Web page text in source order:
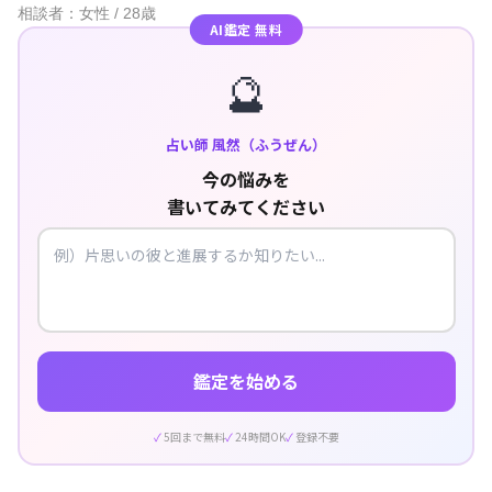
相談者：女性 / 28歳
AI鑑定 無料
🔮
占い師 風然（ふうぜん）
今の悩みを
書いてみてください
鑑定を始める
5回まで無料 24時間OK 登録不要